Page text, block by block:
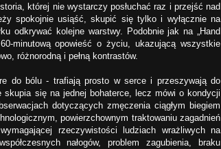
której nie wystarczy posłuchać raz i przejść nad
spokojnie usiąść, skupić się tylko i wyłącznie na
odkrywać kolejne warstwy. Podobnie jak na „Hand
minutową opowieść o życiu, ukazującą wszystkie
różnorodną i pełną kontrastów.
do bólu - trafiają prosto w serce i przeszywają do
się na jednej bohaterce, lecz mówi o kondycji
dotyczących zmęczenia ciągłym biegiem
powierzchownym traktowaniu zagadnień
rzeczywistości ludziach wrażliwych na
nałogów, problem zagubienia, braku